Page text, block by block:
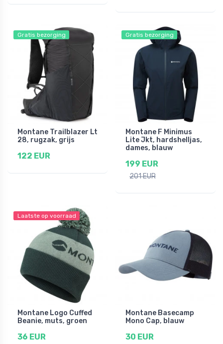
Gratis bezorging
Montane Trailblazer Lt
28, rugzak, grijs
122 EUR
Gratis bezorging
Montane F Minimus
Lite Jkt, hardshelljas,
dames, blauw
199 EUR
201 EUR
Laatste op voorraad
Montane Logo Cuffed
Beanie, muts, groen
36 EUR
Montane Basecamp
Mono Cap, blauw
30 EUR